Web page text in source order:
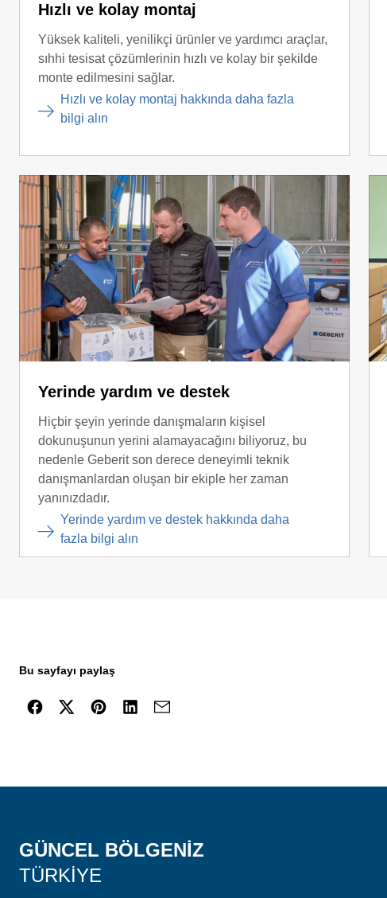
Hızlı ve kolay montaj
Yüksek kaliteli, yenilikçi ürünler ve yardımcı araçlar,
sıhhi tesisat çözümlerinin hızlı ve kolay bir şekilde
monte edilmesini sağlar.
Hızlı ve kolay montaj hakkında daha fazla
bilgi alın
Yerinde yardım ve destek
Hiçbir şeyin yerinde danışmaların kişisel
dokunuşunun yerini alamayacağını biliyoruz, bu
nedenle Geberit son derece deneyimli teknik
danışmanlardan oluşan bir ekiple her zaman
yanınızdadır.
Yerinde yardım ve destek hakkında daha
fazla bilgi alın
Bu sayfayı paylaş
GÜNCEL BÖLGENIZ
TÜRKIYE